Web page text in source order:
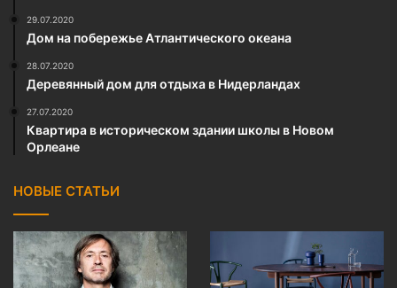
29.07.2020
Дом на побережье Атлантического океана
28.07.2020
Деревянный дом для отдыха в Нидерландах
27.07.2020
Квартира в историческом здании школы в Новом
Орлеане
НОВЫЕ СТАТЬИ